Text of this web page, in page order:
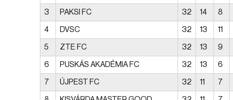
3 PAKSI FC 32 14 8
4 DVSC 32 13 11
5 ZTE FC 32 13 9
6 PUSKÁS AKADÉMIA FC 32 13 6
7 ÚJPEST FC 32 11 7